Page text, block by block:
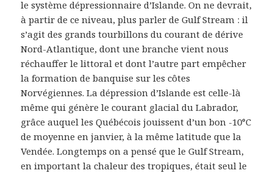
le système dépressionnaire d’Islande. On ne devrait,
à partir de ce niveau, plus parler de Gulf Stream : il
s’agit des grands tourbillons du courant de dérive
Nord-Atlantique, dont une branche vient nous
réchauffer le littoral et dont l’autre part empêcher
la formation de banquise sur les côtes
Norvégiennes. La dépression d’Islande est celle-là
même qui génère le courant glacial du Labrador,
grâce auquel les Québécois jouissent d’un bon -10°C
de moyenne en janvier, à la même latitude que la
Vendée. Longtemps on a pensé que le Gulf Stream,
en important la chaleur des tropiques, était seul le